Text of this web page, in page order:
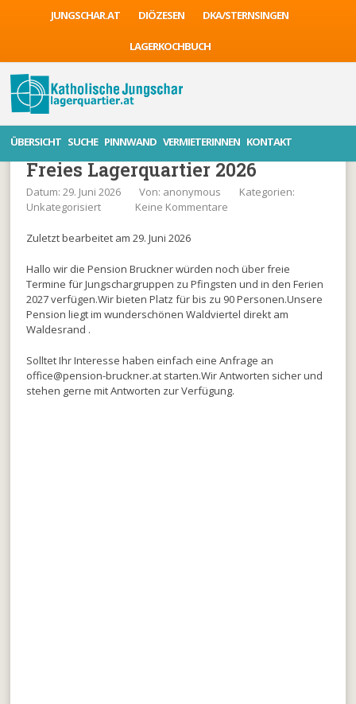
JUNGSCHAR.AT DIÖZESEN DKA/STERNSINGEN
LAGERKOCHBUCH
ÜBERSICHT SUCHE PINNWAND VERMIETERINNEN KONTAKT
Freies Lagerquartier 2026
Datum: 29. Juni 2026 Von: anonymous
Kategorien:
Unkategorisiert
Keine Kommentare
Zuletzt bearbeitet am 29. Juni 2026
Hallo wir die Pension Bruckner würden noch über freie
Termine für Jungschargruppen zu Pfingsten und in den Ferien
2027 verfügen.Wir bieten Platz für bis zu 90 Personen.Unsere
Pension liegt im wunderschönen Waldviertel direkt am
Waldesrand .
Solltet Ihr Interesse haben einfach eine Anfrage an
office@pension-bruckner.at starten.Wir Antworten sicher und
stehen gerne mit Antworten zur Verfügung.